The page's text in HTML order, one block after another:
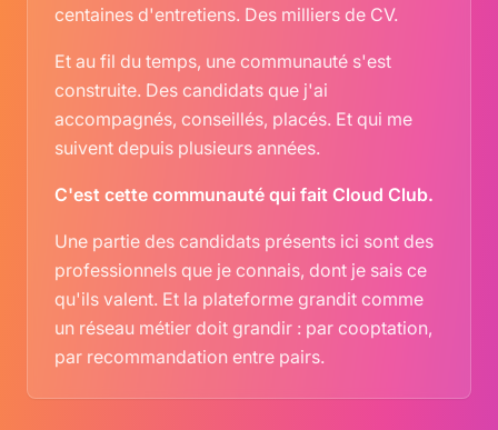
centaines d'entretiens. Des milliers de CV.
Et au fil du temps, une communauté s'est
construite. Des candidats que j'ai
accompagnés, conseillés, placés. Et qui me
suivent depuis plusieurs années.
C'est cette communauté qui fait Cloud Club.
Une partie des candidats présents ici sont des
professionnels que je connais, dont je sais ce
qu'ils valent. Et la plateforme grandit comme
un réseau métier doit grandir : par cooptation,
par recommandation entre pairs.